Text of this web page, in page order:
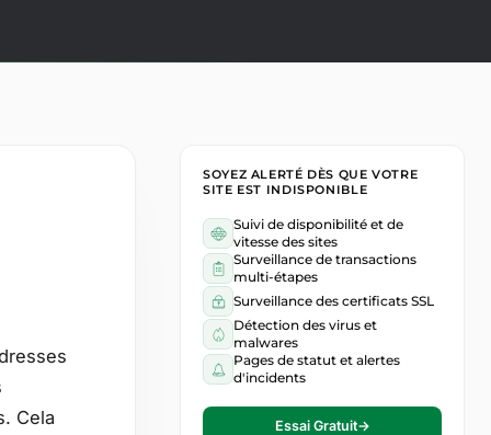
Cela
SOYEZ ALERTÉ DÈS QUE VOTRE
SITE EST INDISPONIBLE
Suivi de disponibilité et de
vitesse des sites
Surveillance de transactions
multi-étapes
Surveillance des certificats SSL
Détection des virus et
malwares
Pages de statut et alertes
d'incidents
Essai Gratuit→